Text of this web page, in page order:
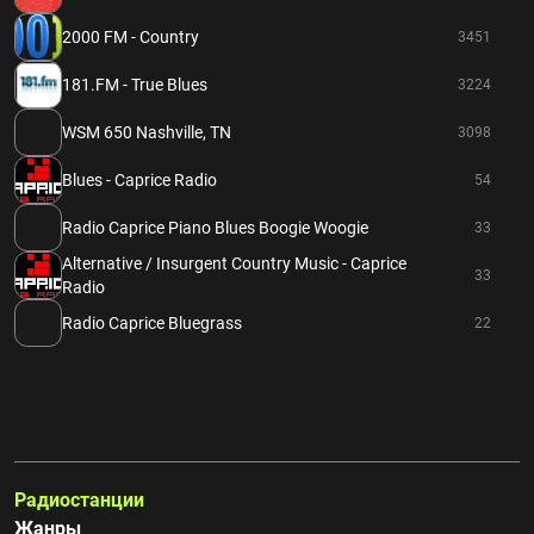
2000 FM - Country 3451
181.FM - True Blues 3224
WSM 650 Nashville, TN 3098
Blues - Caprice Radio 54
Radio Caprice Piano Blues Boogie Woogie 33
Alternative / Insurgent Country Music - Caprice
Radio
33
Radio Caprice Bluegrass 22
Радиостанции
Жанры